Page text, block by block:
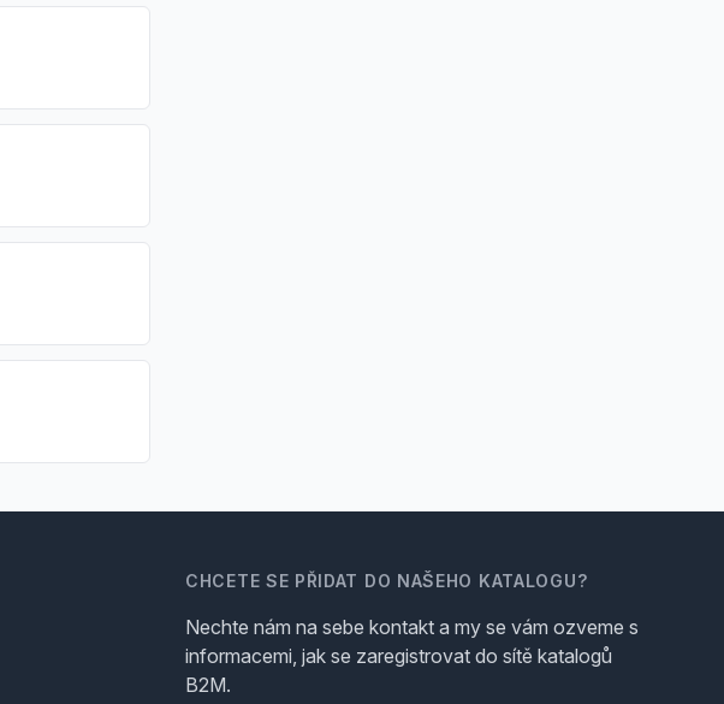
CHCETE SE PŘIDAT DO NAŠEHO KATALOGU?
Nechte nám na sebe kontakt a my se vám ozveme s
informacemi, jak se zaregistrovat do sítě katalogů
B2M.